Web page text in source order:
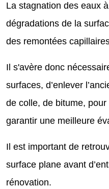
La stagnation des eaux
dégradations de la
des remontées
Il s'avère donc
surfaces, d’enlever
de colle, de bitume,
garantir une meilleure
Il est important de
surface plane avant
rénovation.